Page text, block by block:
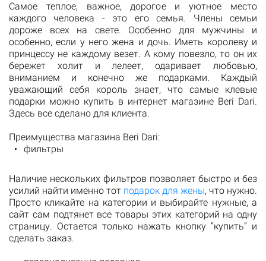
Самое теплое, важное, дорогое и уютное место
каждого человека - это его семья. Члены семьи
дороже всех на свете. Особенно для мужчины и
особенно, если у него жена и дочь. Иметь королеву и
принцессу не каждому везет. А кому повезло, то он их
бережет холит и лелеет, одаривает любовью,
вниманием и конечно же подарками. Каждый
уважающий себя король знает, что самые клевые
подарки можно купить в интернет магазине Beri Dari.
Здесь все сделано для клиента.
Преимущества магазина Beri Dari:
фильтры
Наличие нескольких фильтров позволяет быстро и без
усилий найти именно тот подарок для жены, что нужно.
Просто кликайте на категории и выбирайте нужные, а
сайт сам подтянет все товары этих категорий на одну
страницу. Остается только нажать кнопку “купить” и
сделать заказ.